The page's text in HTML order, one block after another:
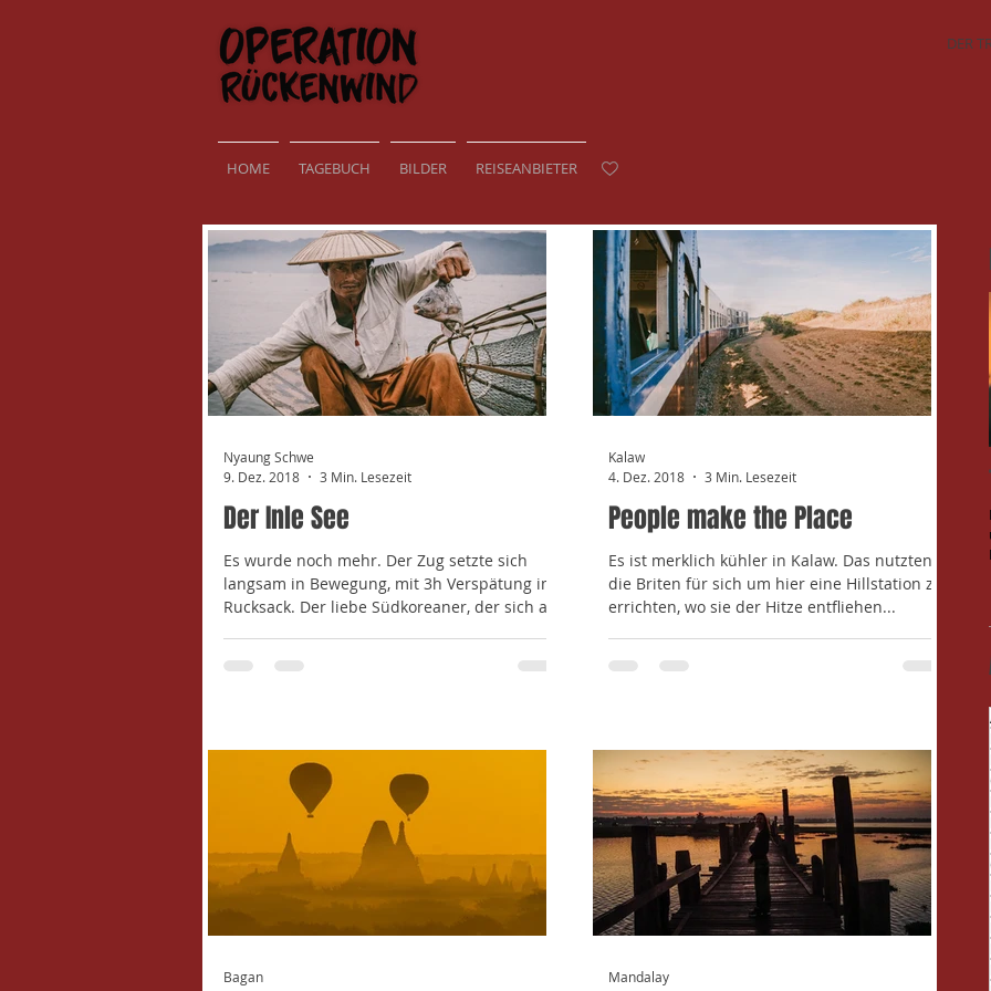
HOME TAGEBUCH BILDER REISEANBIETER
DER
Der Inle See
Es wurde noch mehr. Der Zug setzte sich
langsam in Bewegung, mit 3h Verspätung im
Rucksack. Der liebe Südkoreaner, der sich am
Nyaung Schwe
9. Dez. 2018
3 Min. Lesezeit
People make the Place
Es ist merklich kühler in Kalaw. Das nutzten
die Briten für sich um hier eine Hillstation zu
errichten, wo sie der Hitze entfliehen...
Kalaw
4. Dez. 2018
3 Min. Lesezeit
Bagan
Mandalay